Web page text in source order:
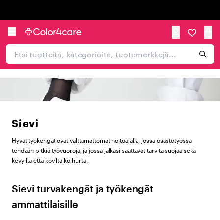
Sievi
Hyvät työkengät ovat välttämättömät hoitoalalla, jossa osastotyössä
tehdään pitkiä työvuoroja, ja jossa jalkasi saattavat tarvita suojaa sekä
kevyiltä että kovilta kolhuilta.
Sievi turvakengät ja työkengät
ammattilaisille